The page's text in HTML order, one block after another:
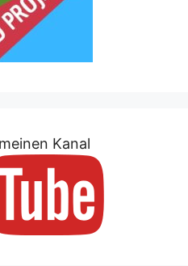
Kanal